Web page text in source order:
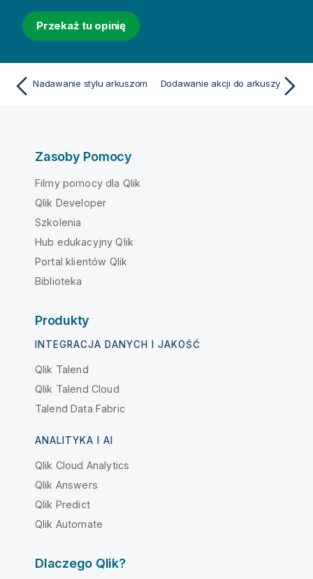
Przekaż tu opinię
Nadawanie stylu arkuszom Dodawanie akcji do arkuszy
Zasoby Pomocy
Filmy pomocy dla Qlik
Qlik Developer
Szkolenia
Hub edukacyjny Qlik
Portal klientów Qlik
Biblioteka
Produkty
INTEGRACJA DANYCH I JAKOŚĆ
Qlik Talend
Qlik Talend Cloud
Talend Data Fabric
ANALITYKA I AI
Qlik Cloud Analytics
Qlik Answers
Qlik Predict
Qlik Automate
Dlaczego Qlik?